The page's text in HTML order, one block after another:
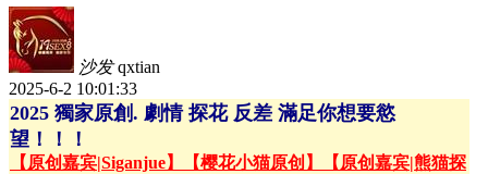
沙发 qxtian
2025-6-2 10:01:33
2025 獨家原創. 劇情 探花 反差 滿足你想要慾
望！！！
【原创嘉宾|Siganjue】 【樱花小猫原创】
【原创嘉宾|熊猫探